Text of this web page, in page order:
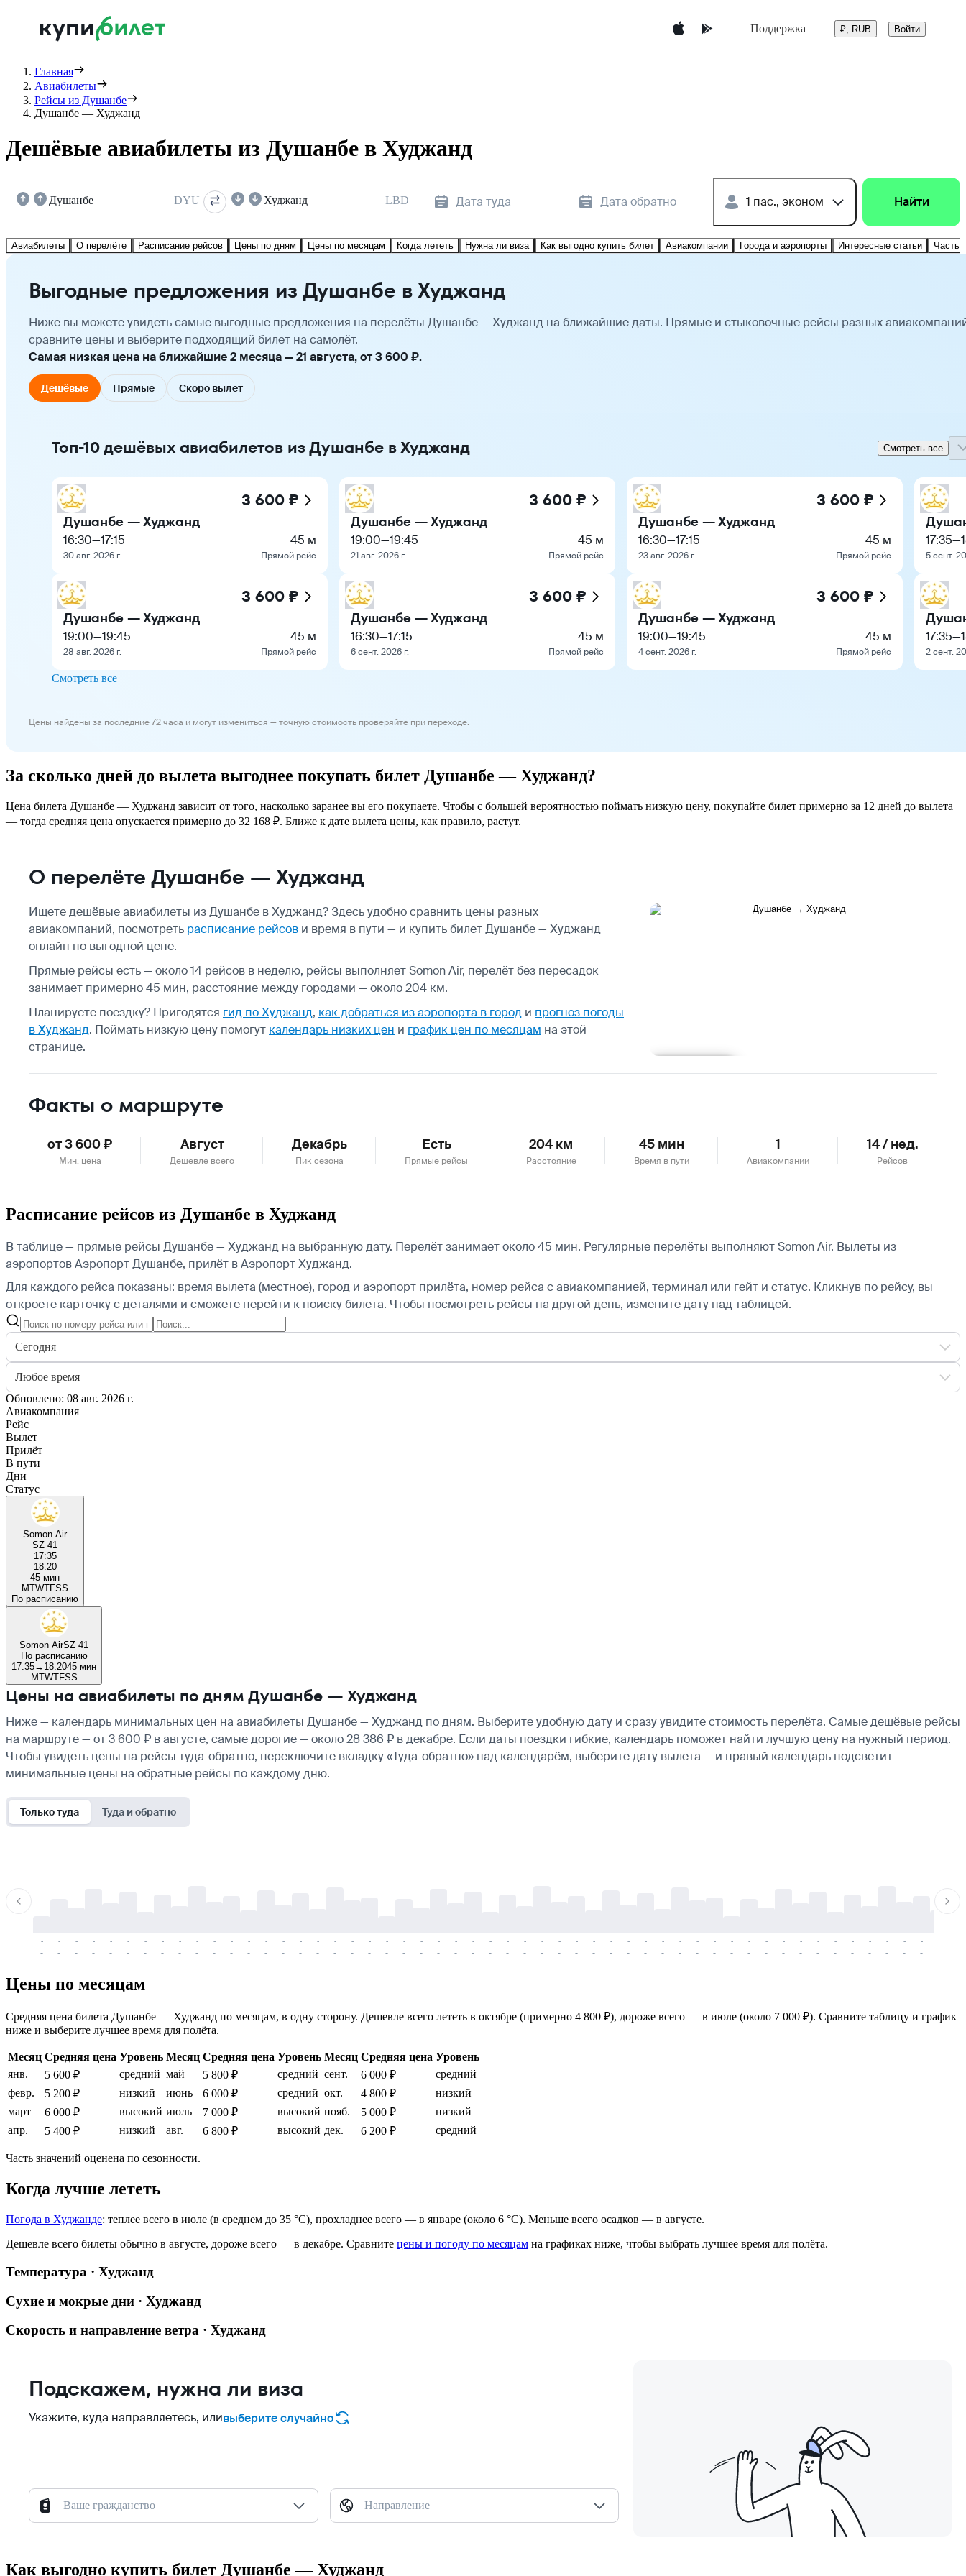
Поддержка ₽, RUB Войти
Главная
Авиабилеты
Рейсы из Душанбе
Душанбе — Худжанд
Дешёвые авиабилеты из Душанбе в Худжанд
Душанбе DYU Худжанд LBD Дата туда Дата обратно 1 пас., эконом Найти
Авиабилеты О перелёте Расписание рейсов Цены по дням Цены по месяцам Когда лететь Нужна ли виза Как выгодно купить билет Авиакомпании Города и аэропорты Интересные статьи
Выгодные предложения из Душанбе в Худжанд
Ниже вы можете увидеть самые выгодные предложения на перелёты Душанбе — Худжанд на ближайшие даты. Прямые и стыковочные рейсы разных
сравните цены и выберите подходящий билет на самолёт.
Самая низкая цена на ближайшие 2 месяца — 21 августа, от 3 600 ₽.
Дешёвые Прямые Скоро вылет
Топ-10 дешёвых авиабилетов из Душанбе в Худжанд Смотреть все
3 600 ₽
Душанбе — Худжанд
16:30—17:15
30 авг. 2026 г.
45 м
Прямой рейс
3 600 ₽
Душанбе — Худжанд
19:00—19:45
28 авг. 2026 г.
45 м
Прямой рейс
3 600 ₽
Душанбе — Худжанд
19:00—19:45
21 авг. 2026 г.
45 м
Прямой рейс
3 600 ₽
Душанбе — Худжанд
16:30—17:15
6 сент. 2026 г.
45 м
Прямой рейс
3 600 ₽
Душанбе — Худжанд
16:30—17:15
23 авг. 2026 г.
45 м
Прямой рейс
3 600 ₽
Душанбе — Худжанд
19:00—19:45
4 сент. 2026 г.
45 м
Прямой рейс
17:35—
5 сент.
17:35—
2 сент.
Смотреть все
Цены найдены за последние 72 часа и могут измениться — точную стоимость проверяйте при переходе.
За сколько дней до вылета выгоднее покупать билет Душанбе — Худжанд?
Цена билета Душанбе — Худжанд зависит от того, насколько заранее вы его покупаете. Чтобы с большей вероятностью поймать низкую цену, покупайте билет примерно за 12 дней до вылета
— тогда средняя цена опускается примерно до 32 168 ₽. Ближе к дате вылета цены, как правило, растут.
О перелёте Душанбе — Худжанд
Ищете дешёвые авиабилеты из Душанбе в Худжанд? Здесь удобно сравнить цены разных
авиакомпаний, посмотреть расписание рейсов и время в пути — и купить билет Душанбе — Худжанд
онлайн по выгодной цене.
Прямые рейсы есть — около 14 рейсов в неделю, рейсы выполняет Somon Air, перелёт без пересадок
занимает примерно 45 мин, расстояние между городами — около 204 км.
Планируете поездку? Пригодятся гид по Худжанд, как добраться из аэропорта в город и прогноз погоды
в Худжанд. Поймать низкую цену помогут календарь низких цен и график цен по месяцам на этой
странице.
Факты о маршруте
от 3 600 ₽
Мин. цена
Август
Дешевле всего
Декабрь
Пик сезона
Есть
Прямые рейсы
204 км
Расстояние
45 мин
Время в пути
1
Авиакомпании
14 / нед.
Рейсов
Расписание рейсов из Душанбе в Худжанд
В таблице — прямые рейсы Душанбе — Худжанд на выбранную дату. Перелёт занимает около 45 мин. Регулярные перелёты выполняют Somon Air. Вылеты из
аэропортов Аэропорт Душанбе, прилёт в Аэропорт Худжанд.
Для каждого рейса показаны: время вылета (местное), город и аэропорт прилёта, номер рейса с авиакомпанией, терминал или гейт и статус. Кликнув по рейсу, вы
откроете карточку с деталями и сможете перейти к поиску билета. Чтобы посмотреть рейсы на другой день, измените дату над таблицей.
Сегодня
Любое время
Обновлено: 08 авг. 2026 г.
Авиакомпания
Рейс
Вылет
Прилёт
В пути
Дни
Статус
Somon Air
SZ 41
17:35
18:20
45 мин
MTWTFSS
По расписанию
Somon AirSZ 41
По расписанию
17:35→ 18:2045 мин
MTWTFSS
Цены на авиабилеты по дням Душанбе — Худжанд
Ниже — календарь минимальных цен на авиабилеты Душанбе — Худжанд по дням. Выберите удобную дату и сразу увидите стоимость перелёта. Самые дешёвые рейсы
на маршруте — от 3 600 ₽ в августе, самые дорогие — около 28 386 ₽ в декабре. Если даты поездки гибкие, календарь поможет найти лучшую цену на нужный период.
Чтобы увидеть цены на рейсы туда-обратно, переключите вкладку «Туда-обратно» над календарём, выберите дату вылета — и правый календарь подсветит
минимальные цены на обратные рейсы по каждому дню.
Только туда Туда и обратно
-
-
-
-
-
-
-
-
-
-
-
-
-
-
-
-
-
-
-
-
-
-
-
-
-
-
-
-
-
-
-
-
-
-
-
-
-
-
-
-
-
-
-
-
-
-
-
-
-
-
-
-
-
-
-
-
-
-
-
-
-
-
-
-
-
-
-
-
-
-
-
-
-
-
-
-
-
-
-
-
-
-
-
-
-
-
-
-
-
-
-
-
-
-
-
-
-
-
-
-
-
-
-
-
Цены по месяцам
Средняя цена билета Душанбе — Худжанд по месяцам, в одну сторону. Дешевле всего лететь в октябре (примерно 4 800 ₽), дороже всего — в июле (около 7 000 ₽). Сравните таблицу и график
ниже и выберите лучшее время для полёта.
Месяц Средняя цена Уровень Месяц Средняя цена Уровень Месяц Средняя цена Уровень
янв.
5 600 ₽ средний май 5 800 ₽ средний сент. 6 000 ₽
средний
февр.
5 200 ₽ низкий июнь 6 000 ₽ средний окт. 4 800 ₽
низкий
март
6 000 ₽ высокий июль 7 000 ₽ высокий нояб. 5 000 ₽
низкий
апр.
5 400 ₽ низкий авг. 6 800 ₽ высокий дек. 6 200 ₽ средний
Часть значений оценена по сезонности.
Когда лучше лететь
Погода в Худжанде: теплее всего в июле (в среднем до 35 °C), прохладнее всего — в январе (около 6 °C). Меньше всего осадков — в августе.
Дешевле всего билеты обычно в августе, дороже всего — в декабре. Сравните цены и погоду по месяцам на графиках ниже, чтобы выбрать лучшее время для полёта.
Температура · Худжанд
Сухие и мокрые дни · Худжанд
Скорость и направление ветра · Худжанд
Подскажем, нужна ли виза
Укажите, куда направляетесь, иливыберите случайно
Ваше гражданство Направление
Как выгодно купить билет Душанбе — Худжанд